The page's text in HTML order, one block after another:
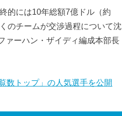
的には10年総額7億ドル（約
のチームが交渉過程について沈
ァーハン・ザイディ編成本部長
数トップ」の人気選手を公開